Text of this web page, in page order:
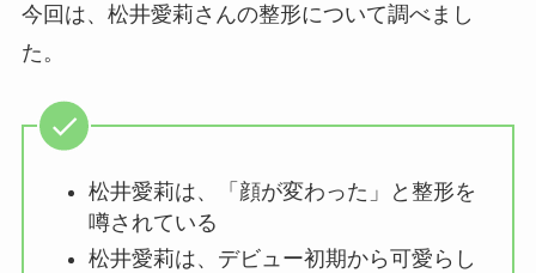
今回は、松井愛莉さんの整形について調べまし
た。
松井愛莉は、「顔が変わった」と整形を
噂されている
松井愛莉は、デビュー初期から可愛らし